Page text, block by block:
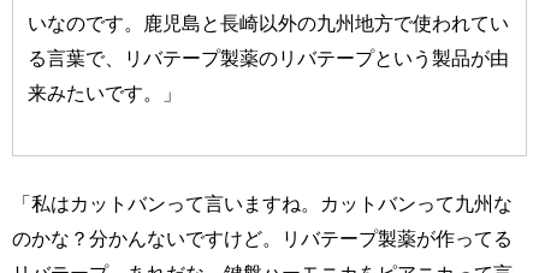
いなのです。鹿児島と長崎以外の九州地方で使われてい
る言葉で、リバテープ製薬のリバテープという製品が由
来みたいです。」
「私はカットバンって言いますね。カットバンって九州な
のかな？分かんないですけど。リバテープ製薬が作ってる